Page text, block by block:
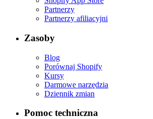
Partnerzy
Partnerzy afiliacyjni
Zasoby
Blog
Porównaj Shopify
Kursy
Darmowe narzędzia
Dziennik zmian
Pomoc techniczna